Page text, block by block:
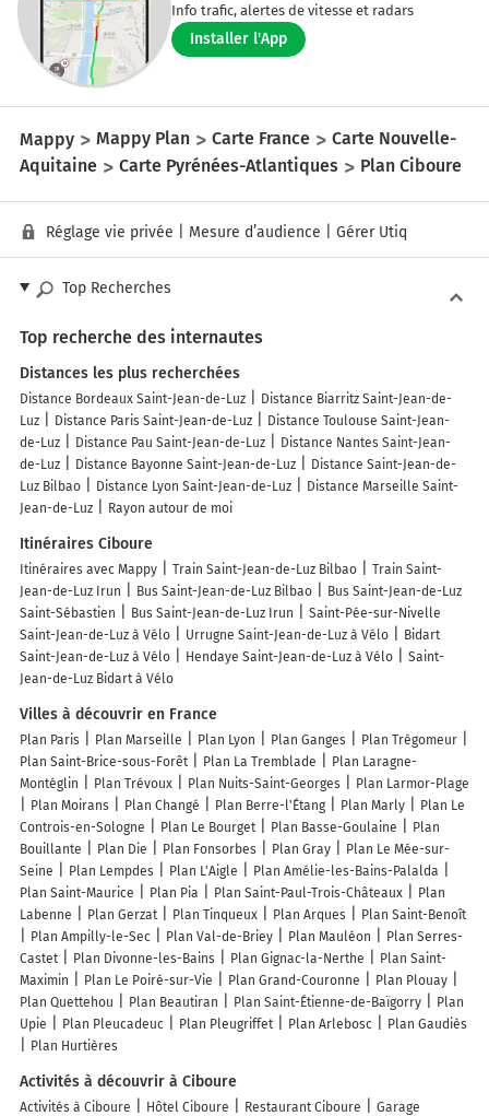
Info trafic, alertes de vitesse et radars
Installer l'App
Mappy Mappy Plan Carte France
Carte Nouvelle-
Aquitaine
Carte Pyrénées-Atlantiques Plan Ciboure
Réglage vie privée Mesure d’audience Gérer Utiq
Top Recherches
Top recherche des internautes
Distances les plus recherchées
Distance Bordeaux Saint-Jean-de-Luz
Distance Biarritz Saint-Jean-de-
Luz
Distance Paris Saint-Jean-de-Luz
Distance Toulouse Saint-Jean-
de-Luz
Distance Pau Saint-Jean-de-Luz
Distance Nantes Saint-Jean-
de-Luz
Distance Bayonne Saint-Jean-de-Luz
Distance Saint-Jean-de-
Luz Bilbao
Distance Lyon Saint-Jean-de-Luz
Distance Marseille Saint-
Jean-de-Luz
Rayon autour de moi
Itinéraires Ciboure
Itinéraires avec Mappy Train Saint-Jean-de-Luz Bilbao
Train Saint-
Jean-de-Luz Irun
Bus Saint-Jean-de-Luz Bilbao
Bus Saint-Jean-de-Luz
Saint-Sébastien
Bus Saint-Jean-de-Luz Irun
Saint-Pée-sur-Nivelle
Saint-Jean-de-Luz à Vélo
Urrugne Saint-Jean-de-Luz à Vélo
Bidart
Saint-Jean-de-Luz à Vélo
Hendaye Saint-Jean-de-Luz à Vélo
Saint-
Jean-de-Luz Bidart à Vélo
Villes à découvrir en France
Plan Paris Plan Marseille Plan Lyon Plan Ganges
Plan Trégomeur
Plan Saint-Brice-sous-Forêt
Plan La Tremblade
Plan Laragne-
Montéglin
Plan Trévoux Plan Nuits-Saint-Georges
Plan Larmor-Plage
Plan Moirans
Plan Changé Plan Berre-l'Étang Plan Marly
Plan Le
Controis-en-Sologne
Plan Le Bourget Plan Basse-Goulaine
Plan
Bouillante
Plan Die Plan Fonsorbes Plan Gray
Plan Le Mée-sur-
Seine
Plan Lempdes Plan L'Aigle
Plan Amélie-les-Bains-Palalda
Plan Saint-Maurice
Plan Pia Plan Saint-Paul-Trois-Châteaux
Plan
Labenne
Plan Gerzat Plan Tinqueux Plan Arques
Plan Saint-Benoît
Plan Ampilly-le-Sec
Plan Val-de-Briey Plan Mauléon
Plan Serres-
Castet
Plan Divonne-les-Bains Plan Gignac-la-Nerthe
Plan Saint-
Maximin
Plan Le Poiré-sur-Vie Plan Grand-Couronne
Plan Plouay
Plan Quettehou
Plan Beautiran Plan Saint-Étienne-de-Baïgorry
Plan
Upie
Plan Pleucadeuc Plan Pleugriffet Plan Arlebosc
Plan Gaudiès
Plan Hurtières
Activités à découvrir à Ciboure
Activités à Ciboure Hôtel Ciboure Restaurant Ciboure Garage